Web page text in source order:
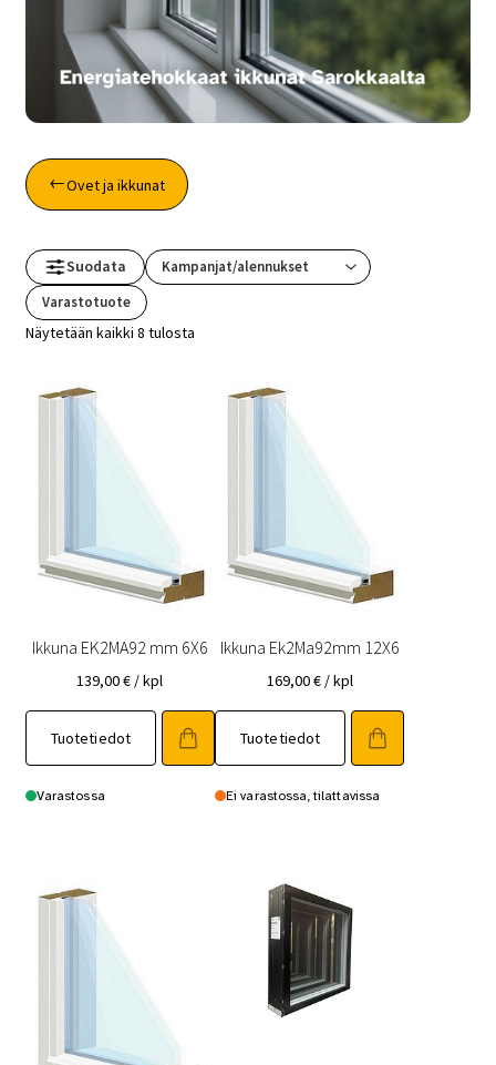
Ovet ja ikkunat
Suodata
Varastotuote
Näytetään kaikki 8 tulosta
Ikkuna EK2MA92 mm 6X6
139,00€ / kpl
Tuotetiedot
Varastossa
Ikkuna Ek2Ma92mm 12X6
169,00€ / kpl
Tuotetiedot
Ei varastossa, tilattavissa